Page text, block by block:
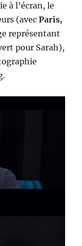
à l’écran, le
(avecParis,
représentant
pour Sarah),